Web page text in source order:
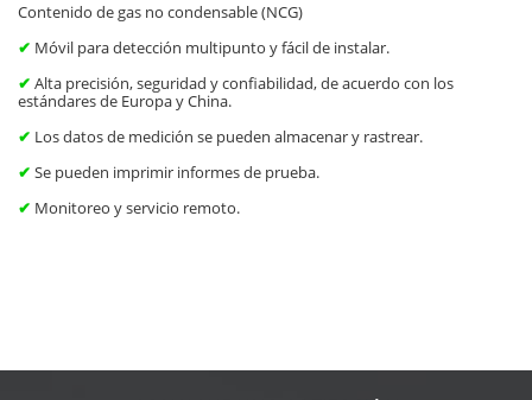
Contenido de gas no condensable (NCG)
✔ Móvil para detección multipunto y fácil de instalar.
✔ Alta precisión, seguridad y confiabilidad, de acuerdo con los
estándares de Europa y China.
✔ Los datos de medición se pueden almacenar y rastrear.
✔ Se pueden imprimir informes de prueba.
✔ Monitoreo y servicio remoto.